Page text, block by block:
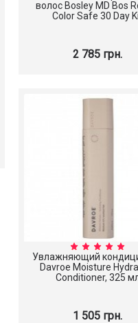
Слабокислотный
790 грн.
волос Bosley MD Bos
Color Safe 30 Day
2 785 грн.
Увлажняющий
Davroe Moisture
Conditioner, 325
1 505 грн.